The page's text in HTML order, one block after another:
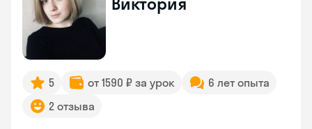
5 от 1590 ₽ за урок
6 лет опыта
2 отзыва